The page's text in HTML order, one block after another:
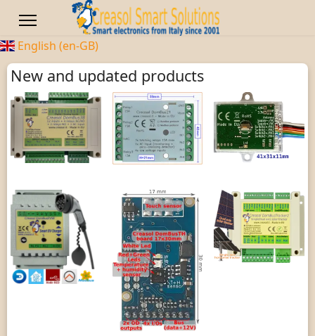
English (en-GB)
New and updated products